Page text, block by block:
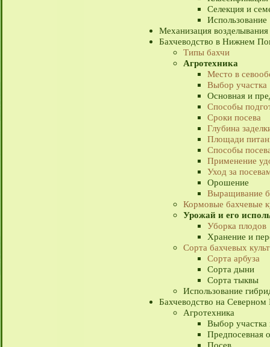
Селекция и
Использование
Механизация
Бахчеводство в Нижнем
Типы бахчи
Агротехника
Место в
Выбор участка
Основная и
Способы
Сроки посева
Глубина
Площади
Способы
Применение
Уход за
Орошение
Выращивание
Кормовые бахчевые
Урожай и его
Уборка плодов
Хранение и
Сорта бахчевых
Сорта арбуза
Сорта дыни
Сорта тыквы
Использование
Бахчеводство на Северном
Агротехника
Выбор участка
Предпосевная
Посев